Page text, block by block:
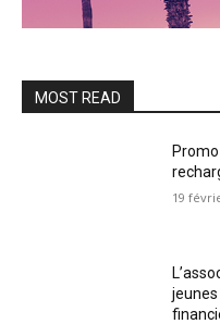
MOST READ
19